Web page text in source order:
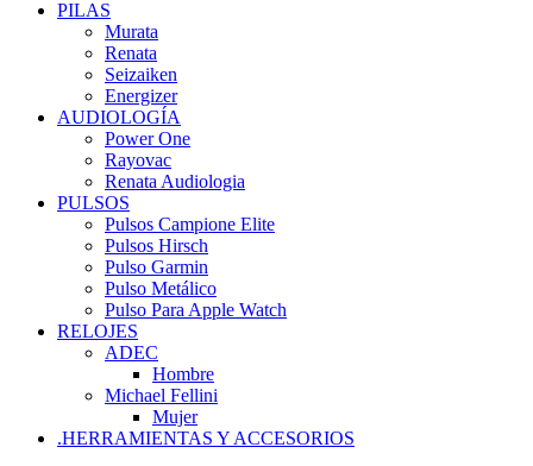
PILAS
Murata
Renata
Seizaiken
Energizer
AUDIOLOGÍA
Power One
Rayovac
Renata Audiologia
PULSOS
Pulsos Campione Elite
Pulsos Hirsch
Pulso Garmin
Pulso Metálico
Pulso Para Apple Watch
RELOJES
ADEC
Hombre
Michael Fellini
Mujer
.HERRAMIENTAS Y ACCESORIOS